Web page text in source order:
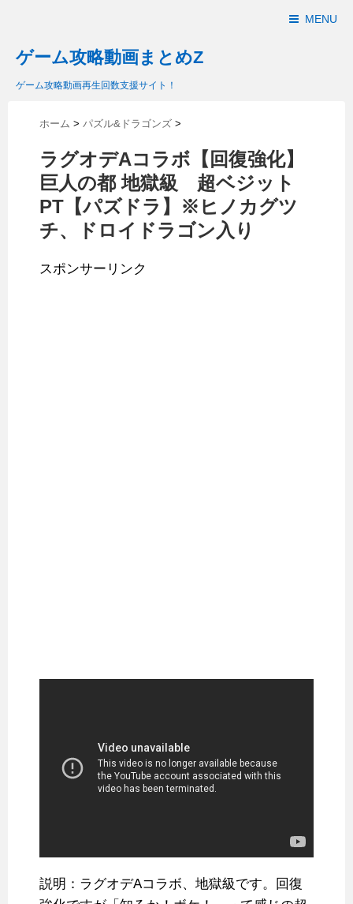
MENU
ゲーム攻略動画まとめZ
ゲーム攻略動画再生回数支援サイト！
ホーム > パズル&ドラゴンズ >
ラグオデAコラボ【回復強化】
巨人の都 地獄級 超ベジット
PT【パズドラ】※ヒノカグツ
チ、ドロイドラゴン入り
スポンサーリンク
説明：ラグオデAコラボ、地獄級です。回復